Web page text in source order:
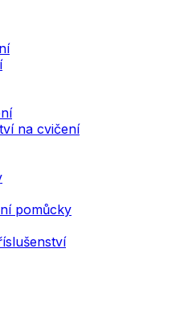
na cvičení
pomůcky